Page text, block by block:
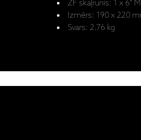
ZF skaļrunis: 1 x 6"
Izmērs: 190 x 220
Svars: 2.76 kg